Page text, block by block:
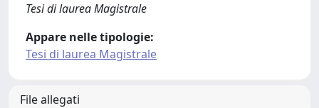
Tesi di laurea Magistrale
Appare nelle tipologie:
Tesi di laurea Magistrale
File allegati